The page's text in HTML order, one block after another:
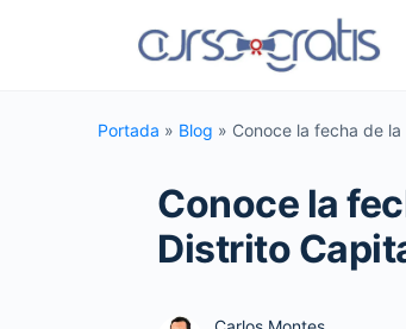
Portada » Blog » Conoce la fecha de
Conoce la
Distrito